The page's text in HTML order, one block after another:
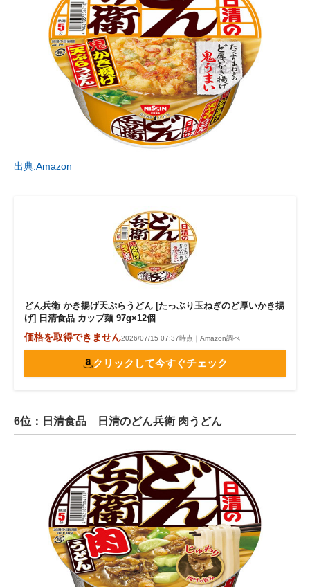
出典:Amazon
どん兵衛 かき揚げ天ぷらうどん [たっぷり玉ねぎのど厚いかき揚
げ] 日清食品 カップ麺 97g×12個
価格を取得できません2026/07/15 07:37時点｜Amazon調べ
クリックして今すぐチェック
6位：日清食品 日清のどん兵衛 肉うどん